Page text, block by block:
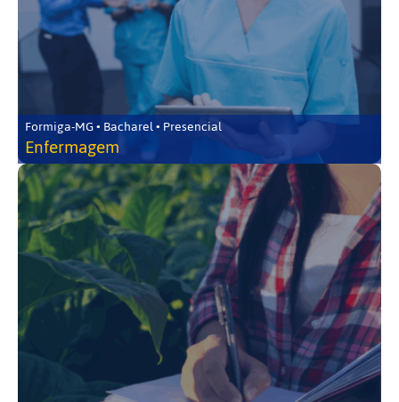
Formiga-MG • Bacharel • Presencial
Enfermagem